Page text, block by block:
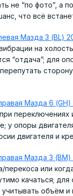
не “по фото”, а
что всё
Мазда 3 (BL)
на
“отдача”; для
Мазда 6 (GH)
переключениях
у опоры
двигателя и
Мазда 3 (BM)
или
качаться; для
объём и